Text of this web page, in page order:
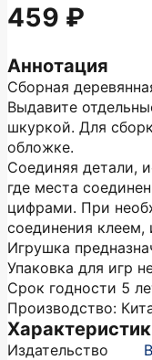
Аннотация
Сборная
Выдавите
шкуркой. Для
обложке.
Соединяя детали,
где места
цифрами. При
соединения клеем,
Игрушка
Упаковка для игр
Срок годности 5
Производство:
Издательство
459